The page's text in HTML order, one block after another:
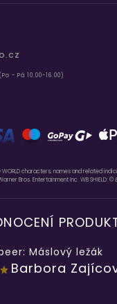
(Po - Pá 10.00-16.00)
WORLD characters, names and related
Bros. Entertainment Inc. WB SHIELD: ©
Máslový ležák
Barbora